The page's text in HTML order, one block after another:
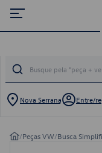
Nova Serrana Entre/
/Peças VW/Busca